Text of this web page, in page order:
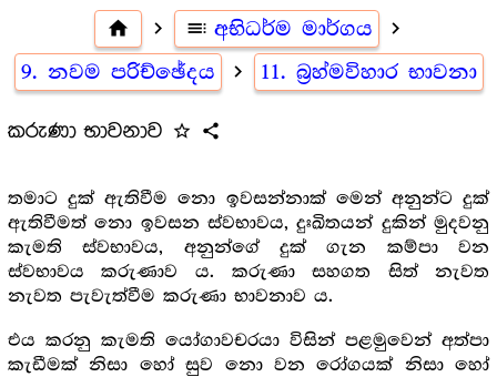
home navigate_next toc අභිධර්ම මාර්ගය navigate_next
9. නවම පරිච්ඡේදය navigate_next 11. බ්‍ර‍හ්මවිහාර භාවනා
කරුණා භාවනාව star_outline share
තමාට දුක් ඇතිවීම නො ඉවසන්නාක් මෙන් අනුන්ට දුක්
ඇතිවීමත් නො ඉවසන ස්වභාවය, දුඃඛිතයන් දුකින් මුදවනු
කැමති ස්වභාවය, අනුන්ගේ දුක් ගැන කම්පා වන
ස්වභාවය කරුණාව ය. කරුණා සහගත සිත් නැවත
නැවත පැවැත්වීම කරුණා භාවනාව ය.
එය කරනු කැමති යෝගාවචරයා විසින් පළමුවෙන් අත්පා
කැඩීමක් නිසා හෝ සුව නො වන රෝගයක් නිසා හෝ